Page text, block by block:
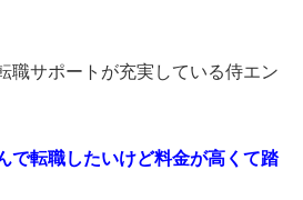
職サポートが充実している侍エン
で転職したいけど料金が高くて踏